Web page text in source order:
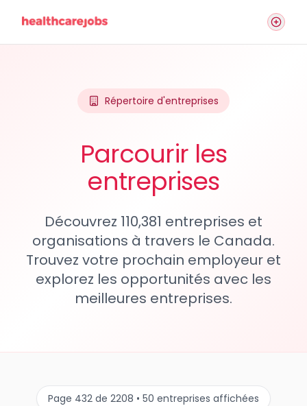
Répertoire d'entreprises
Parcourir les
entreprises
Découvrez 110,381 entreprises et
organisations à travers le Canada.
Trouvez votre prochain employeur et
explorez les opportunités avec les
meilleures entreprises.
Page 432 de 2208 • 50 entreprises affichées